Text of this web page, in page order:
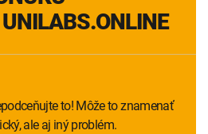
to! Môže to znamenať
ale aj iný problém.